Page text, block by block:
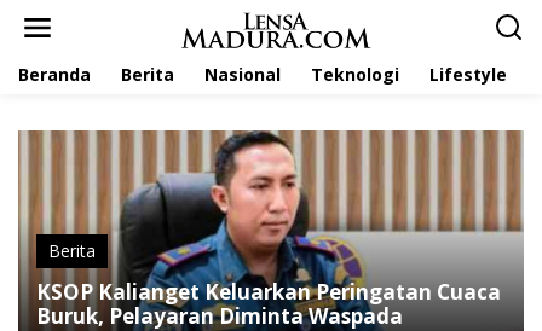
Beranda Berita Nasional Teknologi Lifestyle
Berita
KSOP Kalianget Keluarkan Peringatan Cuaca
Buruk, Pelayaran Diminta Waspada